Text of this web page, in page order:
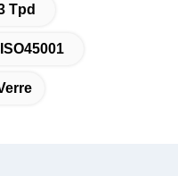
Tpd